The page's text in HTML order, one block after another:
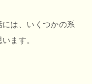
は、いくつかの系
ます。